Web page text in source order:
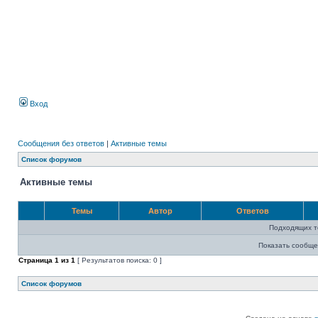
Вход
Сообщения без ответов | Активные темы
Список форумов
Активные темы
Темы Автор Ответов
Подходящих
Показать
Страница 1 из 1 [ Результатов поиска: 0 ]
Список форумов